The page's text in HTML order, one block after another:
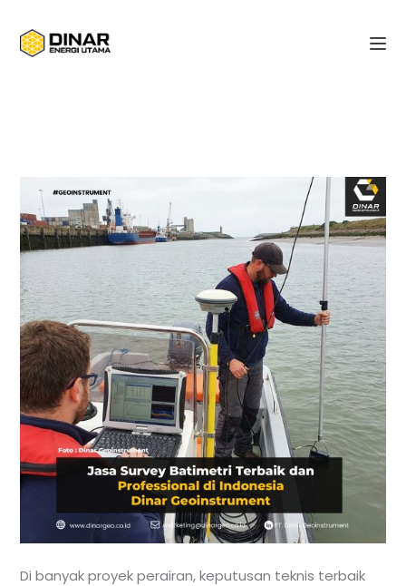
Di banyak proyek perairan, keputusan teknis terbaik